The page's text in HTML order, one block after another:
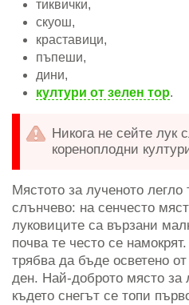
тиквички,
скуош,
краставици,
пъпеши,
дини,
култури от зелен тор.
Никога не сейте лук
кореноплодни
Мястото за лученото
слънчево: на сенчесто
луковиците са вързани
почва те често се
трябва да бъде осветено
ден. Най-доброто място за
където снегът се топи